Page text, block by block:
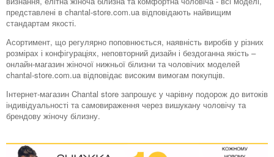
представлені в chantal-store.com.ua відповідають найвищим
стандартам якості.
Асортимент, що регулярно поповнюється, наявність виробів у різних
розмірах і конфігураціях, неповторний дизайн і бездоганна якість –
онлайн-магазин жіночої нижньої білизни та чоловічих моделей
chantal-store.com.ua відповідає високим вимогам покупців.
Інтернет-магазин Chantal store запрошує у чарівну подорож до витоків
індивідуальності та самовираження через вишукану чоловічу та
брендову жіночу білизну.